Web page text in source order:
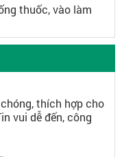
thuốc, vào làm
thích hợp cho
vui dễ đến, công